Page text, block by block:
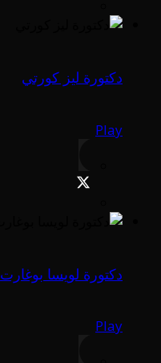
دكتورة ليز كورتي
Play
دكتورة لويسا بوغارت
Play